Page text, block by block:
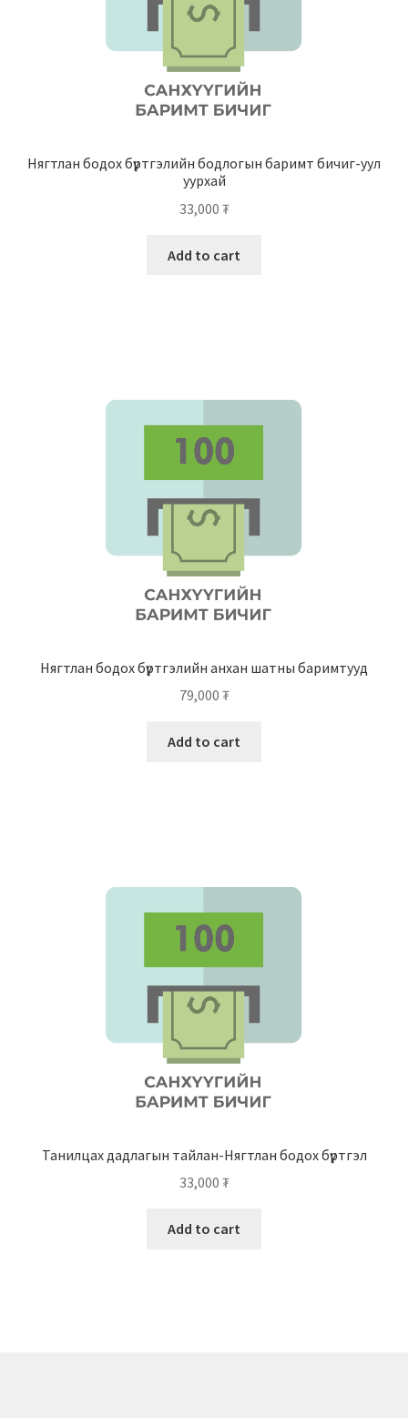
Нягтлан бодох бүртгэлийн бодлогын баримт бичиг-уул
уурхай
33,000 ₮
Add to cart
Нягтлан бодох бүртгэлийн анхан шатны баримтууд
79,000 ₮
Add to cart
Танилцах дадлагын тайлан-Нягтлан бодох бүртгэл
33,000 ₮
Add to cart